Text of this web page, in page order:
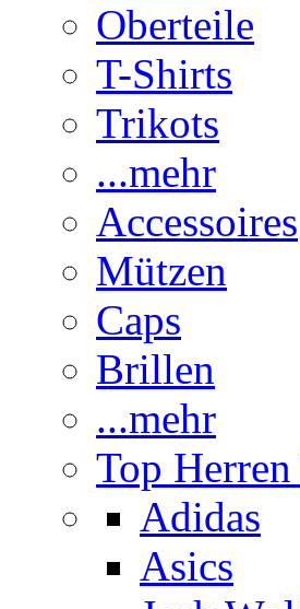
Oberteile
T-Shirts
Trikots
...mehr
Accessoires
Mützen
Caps
Brillen
...mehr
Top
Adidas
Asics